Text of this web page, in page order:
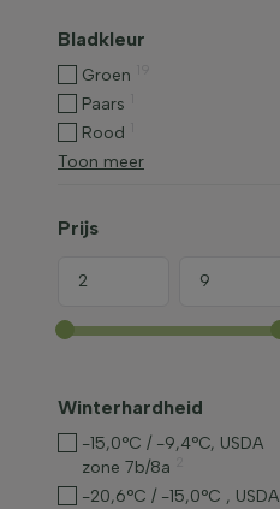
Bladkleur
Groen
Paars
Rood
Toon meer
Prijs
Winterhardheid
-15,0°C / -9,4°C, USDA
zone 7b/8a
-20,6°C / -15,0°C , USDA